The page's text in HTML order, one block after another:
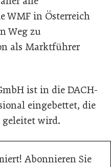
WMF in Österreich
Weg zu
als Marktführer
ist in die DACH-
eingebettet, die
wird.
Abonnieren Sie